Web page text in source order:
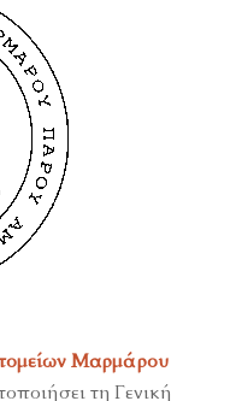
Μαρμάρου
τη Γενική